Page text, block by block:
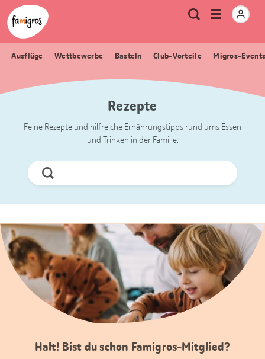
Sprungmarken
Navigation
Header
Logo
Meta
Navigation
Suche
Menu
öffnen
Ausflüge Wettbewerbe Basteln Club-Vorteile Migros-
Rezepte
Feine Rezepte und hilfreiche Ernährungstipps rund ums Essen
und Trinken in der Familie.
Jetzt
Suchen
Halt! Bist du schon Famigros-Mitglied?